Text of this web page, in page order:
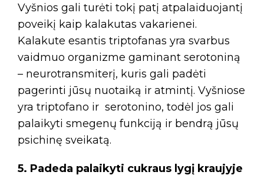
Vyšnios gali turėti tokį patį atpalaiduojantį
poveikį kaip kalakutas vakarienei.
Kalakute esantis triptofanas yra svarbus
vaidmuo organizme gaminant serotoniną
– neurotransmiterį, kuris gali padėti
pagerinti jūsų nuotaiką ir atmintį. Vyšniose
yra triptofano ir serotonino, todėl jos gali
palaikyti smegenų funkciją ir bendrą jūsų
psichinę sveikatą.
5. Padeda palaikyti cukraus lygį kraujyje